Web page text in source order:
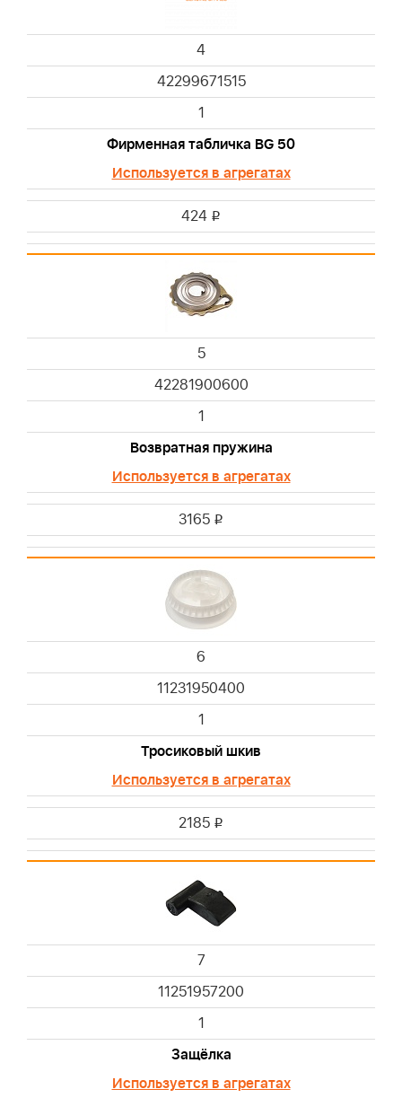
4
42299671515
1
Фирменная табличка BG 50
Используется в агрегатах
424 i
5
42281900600
1
Возвратная пружина
Используется в агрегатах
3165 i
6
11231950400
1
Тросиковый шкив
Используется в агрегатах
2185 i
7
11251957200
1
Защёлка
Используется в агрегатах